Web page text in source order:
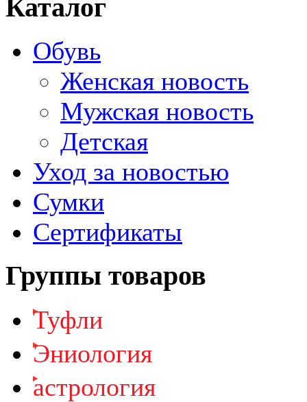
Каталог
Обувь
Женская новость
Мужская новость
Детская
Уход за новостью
Сумки
Сертификаты
Группы товаров
Туфли
Эниология
астрология